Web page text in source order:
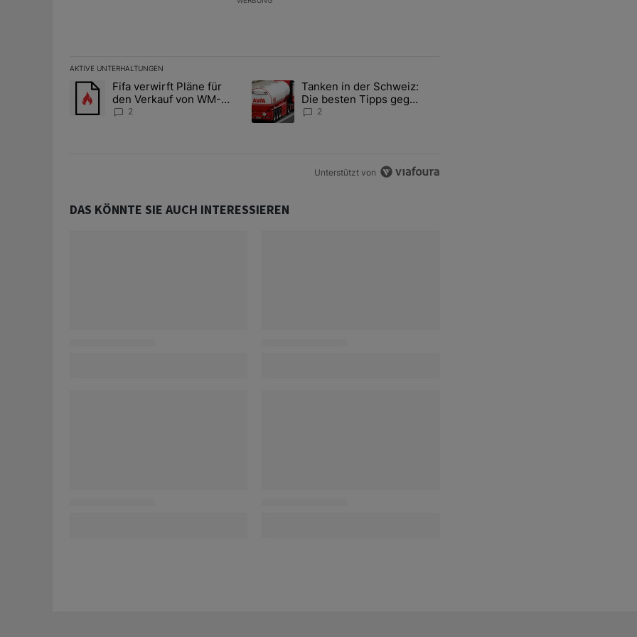
AKTIVE UNTERHALTUNGEN
Das Folgende ist eine Liste der am meisten kommentierten Artikel der letzten 7 days.
Ein Trendartikel mit dem Titel "Fifa verwirft Pläne für den Verkauf von WM-Anteilen" mit 2 kommentare.
Fifa verwirft Pläne für
den Verkauf von WM-
Anteilen
2
Ein Trendartikel mit dem Titel "Tanken in der Schweiz: Die besten Tipps gegen
Tanken in der Schweiz:
Die besten Tipps gegen
teuren Sprit
2
Unterstützt von
DAS KÖNNTE SIE AUCH INTERESSIEREN